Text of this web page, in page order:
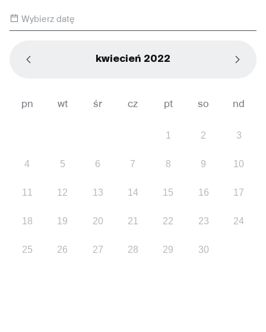
Wybierz datę
kwiecień 2022
pn wt śr cz pt so nd
1 2 3
4 5 6 7 8 9 10
11 12 13 14 15 16 17
18 19 20 21 22 23 24
25 26 27 28 29 30